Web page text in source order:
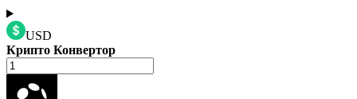
USD
Крипто Конвертор